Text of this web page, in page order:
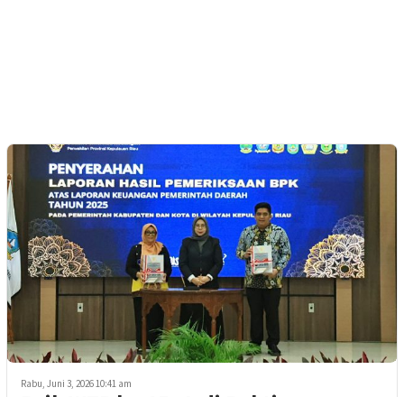
Rabu, Juni 3, 2026 10:41 am